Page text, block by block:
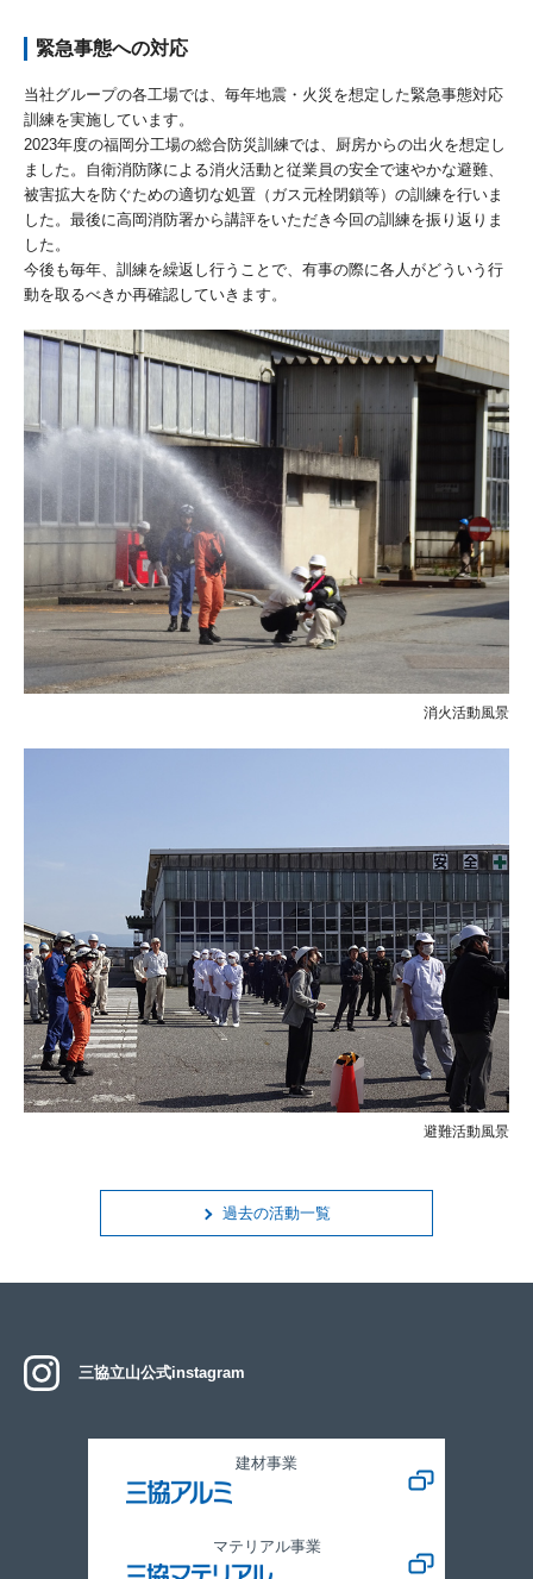
緊急事態への対応
当社グループの各工場では、毎年地震・火災を想定した緊急事態対応
訓練を実施しています。
2023年度の福岡分工場の総合防災訓練では、厨房からの出火を想定し
ました。自衛消防隊による消火活動と従業員の安全で速やかな避難、
被害拡大を防ぐための適切な処置（ガス元栓閉鎖等）の訓練を行いま
した。最後に高岡消防署から講評をいただき今回の訓練を振り返りま
した。
今後も毎年、訓練を繰返し行うことで、有事の際に各人がどういう行
動を取るべきか再確認していきます。
消火活動風景
避難活動風景
過去の活動一覧
三協立山公式instagram
建材事業
マテリアル事業